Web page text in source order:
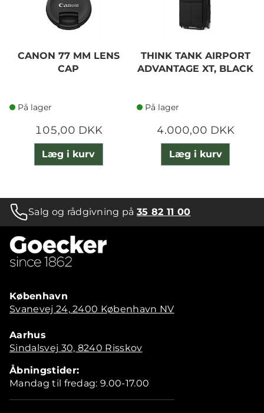
CANON 77 MM LENS
CAP
På lager
105,00 DKK
Læg i kurv
THINK TANK AIRPORT
ADVANTAGE XT, BLACK
På lager
4.000,00 DKK
Læg i kurv
Salg og rådgivning på35 82 11 00
København
Svanevej 24, 2400 København NV
Aarhus
Sindalsvej 30, 8240 Risskov
Åbningstider:
Mandag til fredag: 9.00-17.00